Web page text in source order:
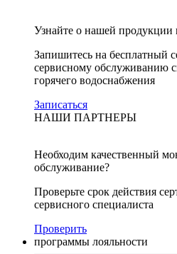
Узнайте о нашей продукции
Запишитесь на бесплатный
сервисному обслуживанию
горячего водоснабжения
Записаться
НАШИ ПАРТНЕРЫ
Необходим качественный
обслуживание?
Проверьте срок действия
сервисного специалиста
Проверить
программы лояльности